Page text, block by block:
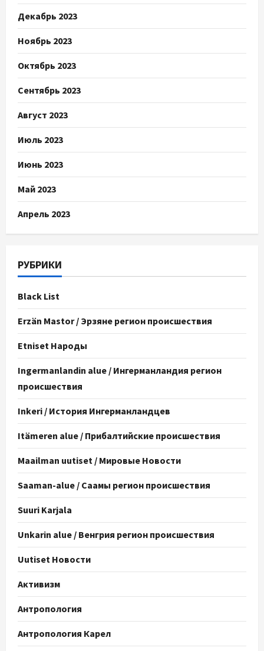
Декабрь 2023
Ноябрь 2023
Октябрь 2023
Сентябрь 2023
Август 2023
Июль 2023
Июнь 2023
Май 2023
Апрель 2023
РУБРИКИ
Black List
Erzän Mastor / Эрзяне регион происшествия
Etniset Народы
Ingermanlandin alue / Ингерманландия регион
происшествия
Inkeri / История Ингерманландцев
Itämeren alue / Прибалтийские происшествия
Maailman uutiset / Мировые Новости
Saaman-alue / Саамы регион происшествия
Suuri Karjala
Unkarin alue / Венгрия регион происшествия
Uutiset Новости
Активизм
Антропология
Антропология Карел